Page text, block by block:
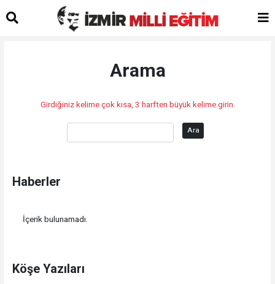
Arama
Girdiğiniz kelime çok kısa, 3 harften büyük kelime girin.
Ara
Haberler
İçerik bulunamadı.
Köşe Yazıları